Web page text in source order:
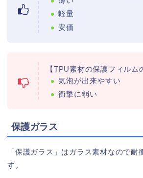
軽量
安価
【TPU素材の保護フィルム
気泡が出来やすい
衝撃に弱い
保護ガラス
「保護ガラス」はガラス素材なので耐
す。